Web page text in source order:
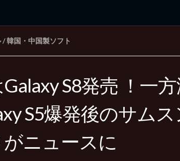
Edition
/韓国・中国製ソフト
S8発売 ！一
S5爆発後のサム
ニュースに